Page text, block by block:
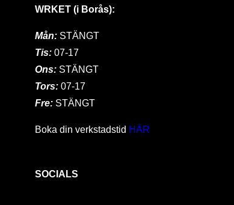
WRKET (i Borås):
Mån: STÄNGT
Tis: 07-17
Ons:STÄNGT
Tors: 07-17
Fre: STÄNGT
Boka din verkstadstid HÄR
SOCIALS